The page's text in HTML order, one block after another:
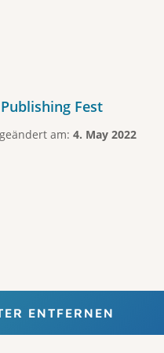
Fest
am: 4. May 2022
ENTFERNEN